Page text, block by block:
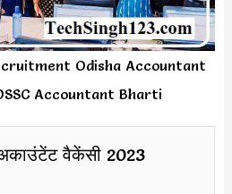
Odisha Accountant
Accountant Bharti
वैकेंसी 2023